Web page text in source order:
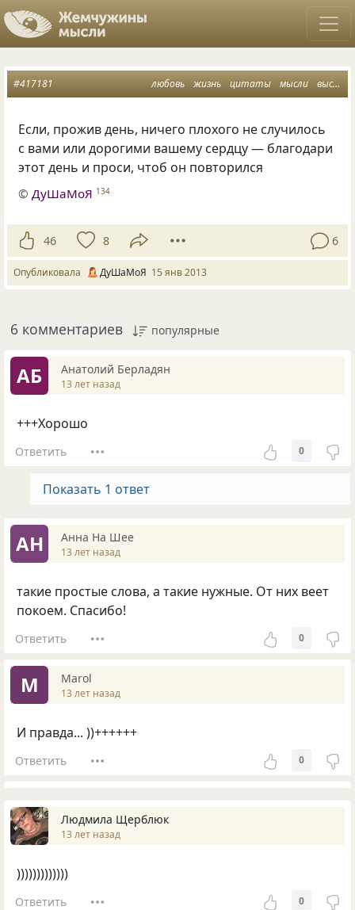
любовь жизнь цитаты мысли высказывания
#417181
Если, прожив день, ничего плохого не случилось
с вами или дорогими вашему сердцу — благодари
этот день и проси, чтоб он повторился
© ДуШаМоЯ 134
46 8 6
Опубликовала ДуШаМоЯ 15 янв 2013
6 комментариев популярные
АБ Анатолий Берладян
13 лет назад
+++Хорошо
Ответить 0
Показать 1 ответ
АН Анна На Шее
13 лет назад
такие простые слова, а такие нужные. От них веет
покоем. Спасибо!
Ответить 0
M Marol
13 лет назад
И правда... ))++++++
Ответить 0
Людмила Щерблюк
13 лет назад
)))))))))))))
Ответить 0